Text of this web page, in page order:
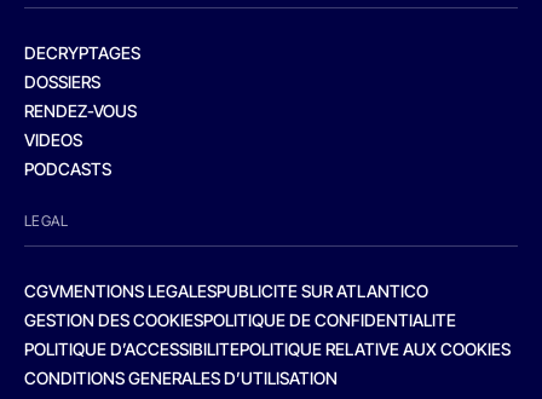
DECRYPTAGES
DOSSIERS
RENDEZ-VOUS
VIDEOS
PODCASTS
LEGAL
CGVMENTIONS LEGALESPUBLICITE SUR ATLANTICO
GESTION DES COOKIESPOLITIQUE DE CONFIDENTIALITE
POLITIQUE D’ACCESSIBILITEPOLITIQUE RELATIVE AUX COOKIES
CONDITIONS GENERALES D’UTILISATION